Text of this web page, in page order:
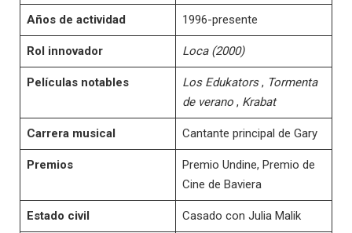
Años de actividad 1996-presente
Rol innovador Loca (2000)
Películas notables Los Edukators, Tormenta
de verano, Krabat
Carrera musical Cantante principal de Gary
Premios
Premio Undine, Premio de
Cine de Baviera
Estado civil Casado con Julia Malik